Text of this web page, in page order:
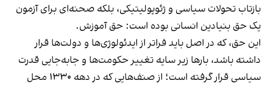
بازتاب تحولات سیاسی و ژئوپولیتیکی، بلکه صحنه‌ای برای آزمون
یک حق بنیادین انسانی بوده است: حق آموزش.
این حق، که در اصل باید فراتر از ایدئولوژی‌ها و دولت‌ها قرار
داشته باشد، بارها زیر سایه تغییر حکومت‌ها و جابه‌جایی قدرت
سیاسی قرار گرفته است؛ از صنف‌هایی که در دهه ۱۳۳۰ محل